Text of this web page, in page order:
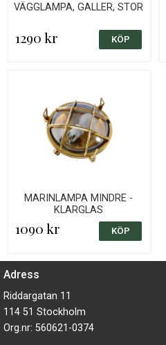
VÄGGLAMPA, GALLER, STOR
1290 kr
MARINLAMPA MINDRE -
KLARGLAS
1090 kr
Adress
Riddargatan 11
114 51 Stockholm
Org.nr: 560621-0374